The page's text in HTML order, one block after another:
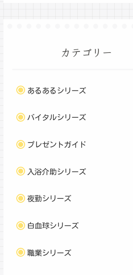
カテゴリー
あるあるシリーズ
バイタルシリーズ
プレゼントガイド
入浴介助シリーズ
夜勤シリーズ
白血球シリーズ
職業シリーズ